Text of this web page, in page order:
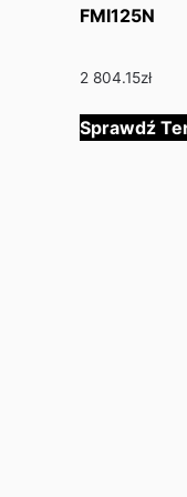
FMI125N
2 804.15zł
Sprawdź